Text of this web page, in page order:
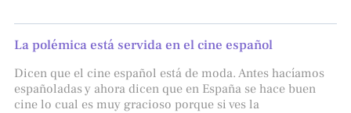
La polémica está servida en el cine español
Dicen que el cine español está de moda. Antes hacíamos
españoladas y ahora dicen que en España se hace buen
cine lo cual es muy gracioso porque si ves la